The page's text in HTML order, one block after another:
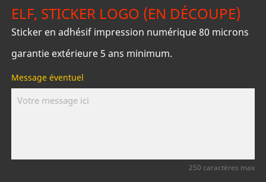
ELF, STICKER LOGO (EN DÉCOUPE)
Sticker en adhésif impression numérique 80 microns
garantie extérieure 5 ans minimum.
Message éventuel
250 caractères max